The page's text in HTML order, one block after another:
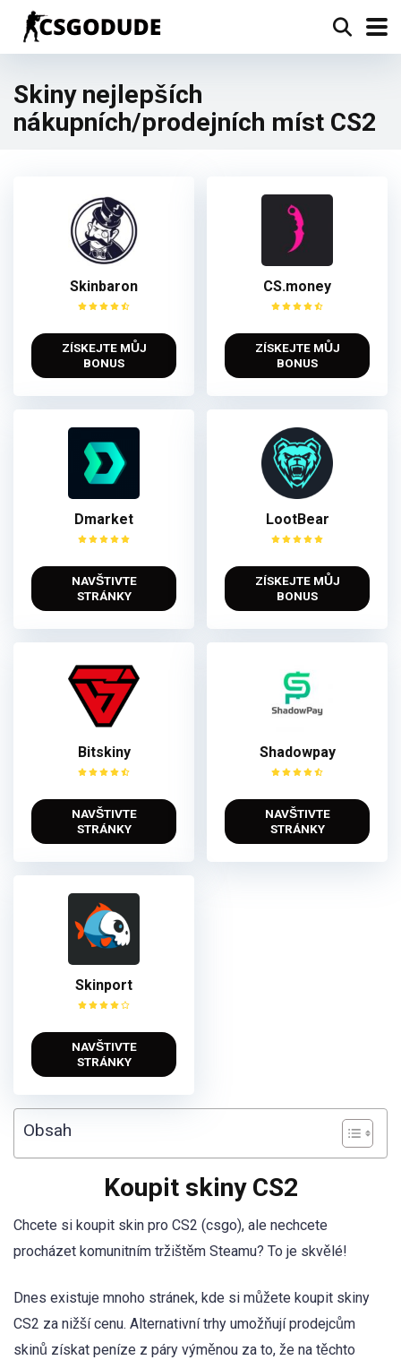
Skiny nejlepších
nákupních/prodejních míst CS2
Skinbaron
ZÍSKEJTE MŮJ
BONUS
CS.money
ZÍSKEJTE MŮJ
BONUS
Dmarket
NAVŠTIVTE
STRÁNKY
LootBear
ZÍSKEJTE MŮJ
BONUS
Bitskiny
NAVŠTIVTE
STRÁNKY
Shadowpay
NAVŠTIVTE
STRÁNKY
Skinport
NAVŠTIVTE
STRÁNKY
Obsah
Koupit skiny CS2
Chcete si koupit skin pro CS2 (csgo), ale nechcete
procházet komunitním tržištěm Steamu? To je skvělé!
Dnes existuje mnoho stránek, kde si můžete koupit skiny
CS2 za nižší cenu. Alternativní trhy umožňují prodejcům
skinů získat peníze z páry výměnou za to, že na těchto